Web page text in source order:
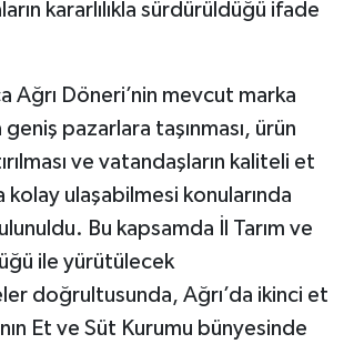
kararlılıkla sürdürüldüğü ifade
Ağrı Döneri’nin mevcut marka
pazarlara taşınması, ürün
ve vatandaşların kaliteli et
kolay ulaşabilmesi konularında
Bu kapsamda İl Tarım ve
ile yürütülecek
doğrultusunda, Ağrı’da ikinci et
Et ve Süt Kurumu bünyesinde